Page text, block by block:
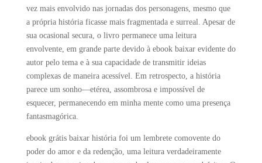
vez mais envolvido nas jornadas dos personagens, mesmo que
a própria história ficasse mais fragmentada e surreal. Apesar de
sua ocasional secura, o livro permanece uma leitura
envolvente, em grande parte devido à ebook baixar evidente do
autor pelo tema e à sua capacidade de transmitir ideias
complexas de maneira acessível. Em retrospecto, a história
parece um sonho—etérea, assombrosa e impossível de
esquecer, permanecendo em minha mente como uma presença
fantasmagórica.
ebook grátis baixar história foi um lembrete comovente do
poder do amor e da redenção, uma leitura verdadeiramente